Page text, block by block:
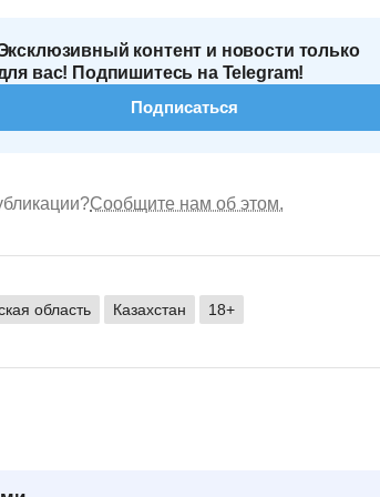
контент и новости только
вас! Подпишитесь на Telegram!
Подписаться
Сообщите нам об этом.
область Казахстан 18+